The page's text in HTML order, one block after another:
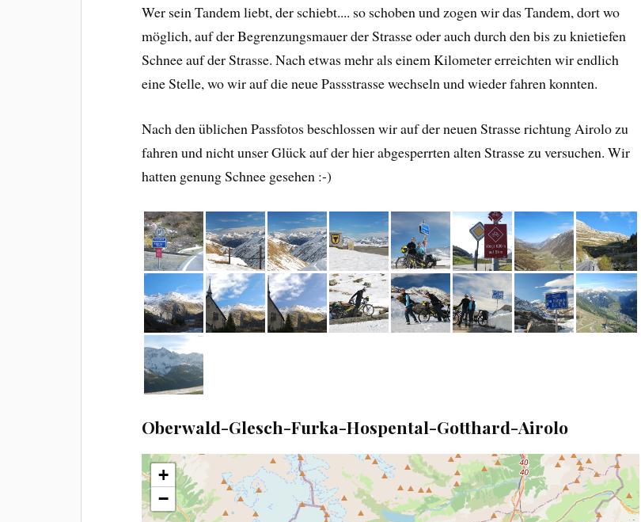
Wer sein Tandem liebt, der schiebt.... so schoben und zogen wir das Tandem, dort wo
möglich, auf der Begrenzungsmauer der Strasse oder auch durch den bis zu knietiefen
Schnee auf der Strasse. Nach etwas mehr als einem Kilometer erreichten wir endlich
eine Stelle, wo wir auf die neue Passstrasse wechseln und wieder fahren konnten.
Nach den üblichen Passfotos beschlossen wir auf der neuen Strasse richtung Airolo zu
fahren und nicht unser Glück auf der hier abgesperrten alten Strasse zu versuchen. Wir
hatten genung Schnee gesehen :-)
Oberwald-Glesch-Furka-Hospental-Gotthard-Airolo
+
−